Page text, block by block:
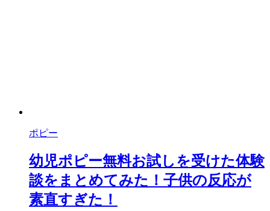
ポピー
幼児ポピー無料お試しを受けた体験
談をまとめてみた！子供の反応が
素直すぎた！